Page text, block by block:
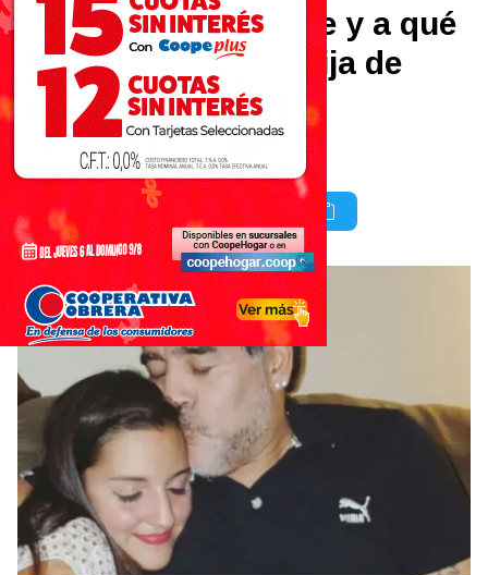
Se reveló dónde vive y a qué
se dedica Jana, la hija de
Diego Maradona
Descubre su presente